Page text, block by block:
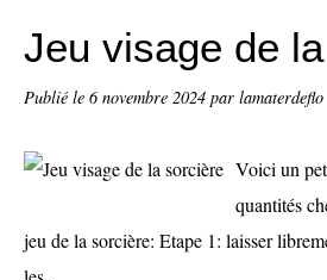
Jeu visage de
Publié le 6 novembre 2024 par lamaterdeflo
Voici un
quantités
jeu de la sorcière: Etape 1: laisser